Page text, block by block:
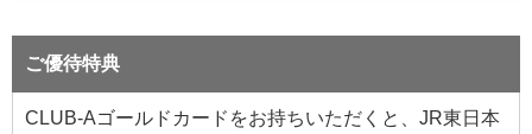
ご優待特典
CLUB-Aゴールドカードをお持ちいただくと、JR東日本